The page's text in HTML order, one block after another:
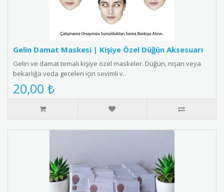
Gelin Damat Maskesi | Kişiye Özel Düğün Aksesuarı
Gelin ve damat temalı kişiye özel maskeler. Düğün, nişan veya
bekarlığa veda geceleri için sevimli v..
20,00 ₺